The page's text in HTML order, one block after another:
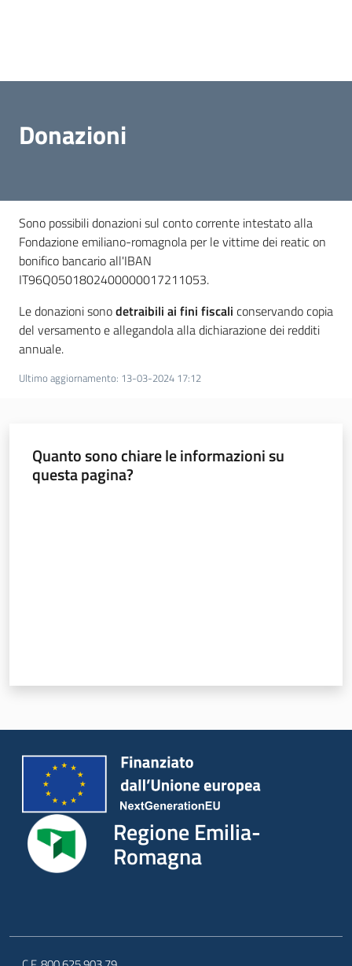
Donazioni
Sono possibili donazioni sul conto corrente intestato alla
Fondazione emiliano-romagnola per le vittime dei reatic on
bonifico bancario all'IBAN
IT96Q0501802400000017211053.
Le donazioni sonodetraibili ai fini fiscali conservando copia
del versamento e allegandola alla dichiarazione dei redditi
annuale.
Ultimo aggiornamento: 13-03-2024 17:12
Quanto sono chiare le informazioni su
questa pagina?
Regione Emilia-
Romagna